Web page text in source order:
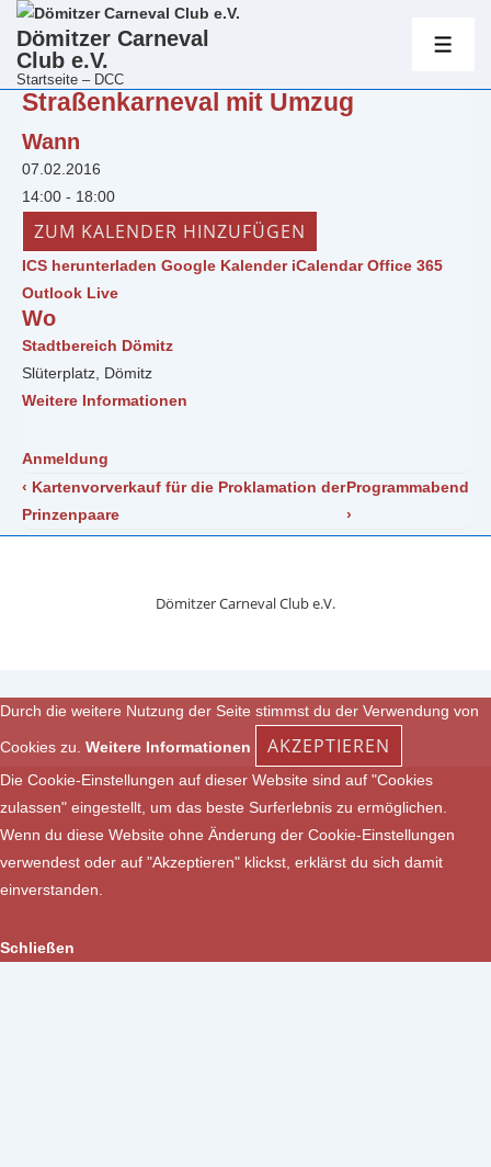
Dömitzer Carneval
Club e.V.
Startseite – DCC
Straßenkarneval mit Umzug
Wann
07.02.2016
14:00 - 18:00
ZUM KALENDER HINZUFÜGEN
ICS herunterladen Google Kalender iCalendar Office 365
Outlook Live
Wo
Stadtbereich Dömitz
Slüterplatz, Dömitz
Weitere Informationen
Anmeldung
Beitragsnavigation
Vorheriger
Beitrag
ist
‹ Kartenvorverkauf für die Proklamation der
Prinzenpaare
Nächster
Beitrag
ist
Programmabend
›
Dömitzer Carneval Club e.V.
Durch die weitere Nutzung der Seite stimmst du der Verwendung von
Cookies zu. Weitere Informationen AKZEPTIEREN
Die Cookie-Einstellungen auf dieser Website sind auf "Cookies
zulassen" eingestellt, um das beste Surferlebnis zu ermöglichen.
Wenn du diese Website ohne Änderung der Cookie-Einstellungen
verwendest oder auf "Akzeptieren" klickst, erklärst du sich damit
einverstanden.
Schließen